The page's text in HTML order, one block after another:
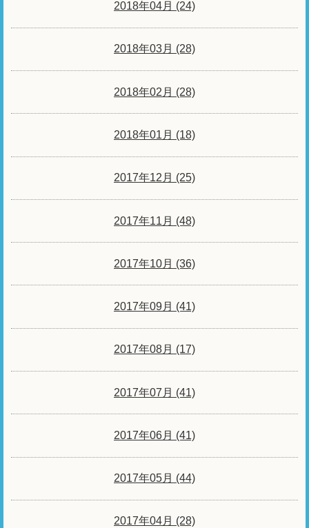
2018年04月 (24)
2018年03月 (28)
2018年02月 (28)
2018年01月 (18)
2017年12月 (25)
2017年11月 (48)
2017年10月 (36)
2017年09月 (41)
2017年08月 (17)
2017年07月 (41)
2017年06月 (41)
2017年05月 (44)
2017年04月 (28)